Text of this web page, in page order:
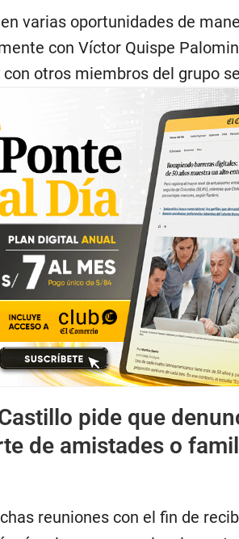
varias oportunidades de
con Víctor Quispe
con otros miembros del grupo
pide que
de amistades o
reuniones con el fin de